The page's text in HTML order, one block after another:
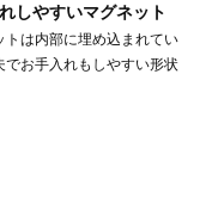
しやすいマグネット
トは内部に埋め込まれてい
でお手入れもしやすい形状